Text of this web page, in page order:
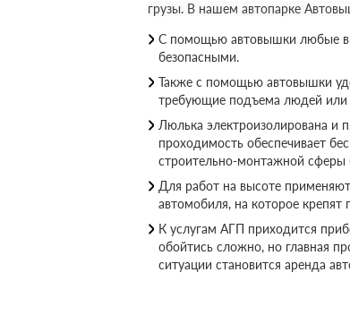
грузы. В нашем автопарке
С помощью автовышки любые
безопасными.
Также с помощью автовышки
требующие подъема людей или
Люлька электроизолирована и
проходимость обеспечивает
строительно-монтажной сферы
Для работ на высоте
автомобиля, на которое
К услугам АГП приходится
обойтись сложно, но главная
ситуации становится аренда